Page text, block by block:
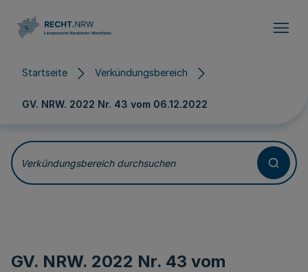
Startseite Verkündungsbereich
GV. NRW. 2022 Nr. 43 vom 06.12.2022
Verkündungsbereich durchsuchen
GV. NRW. 2022 Nr. 43 vom